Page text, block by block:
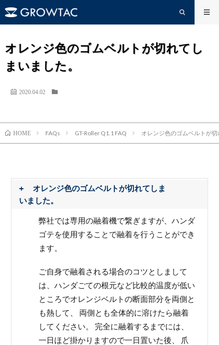
オレンジ色のゴムベルトが切れてし
まいました。
2020.04.02
HOME FAQs GT-Roller Q1.1 FAQ オレンジ色のゴムベルトが
オレンジ色のゴムベルトが切れてしま
いました。
弊社では専用の融着機で繋ぎますが、ハンダ
ゴテを使用することで融着を行うことができ
ます。
ご自身で融着される場合のコツとしまして
は、ハンダごての根元など比較的温度が低い
ところでオレンジベルトの断面部分を両側と
も熱して、 両側とも全体的に溶けたら融着
してください。 完全に融着するまでには、
一日ほど掛かりますので一日置いた後、 爪